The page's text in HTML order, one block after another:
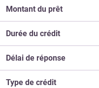
Montant du prêt
Durée du crédit
Délai de réponse
Type de crédit